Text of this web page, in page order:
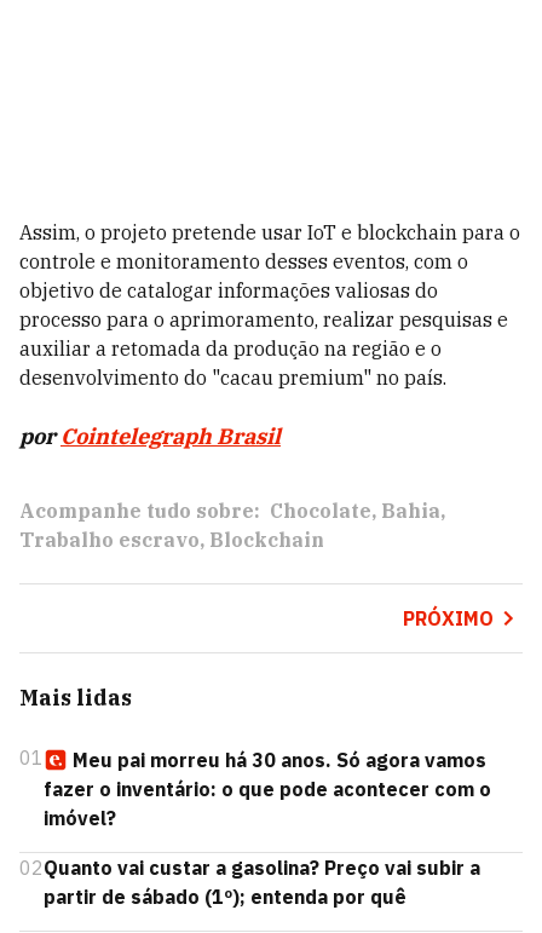
Assim, o projeto pretende usar IoT e blockchain para o
controle e monitoramento desses eventos, com o
objetivo de catalogar informações valiosas do
processo para o aprimoramento, realizar pesquisas e
auxiliar a retomada da produção na região e o
desenvolvimento do "cacau premium" no país.
porCointelegraph Brasil
Acompanhe tudo sobre: Chocolate Bahia
Trabalho escravo Blockchain
PRÓXIMO
Mais lidas
01
Meu pai morreu há 30 anos. Só agora vamos
fazer o inventário: o que pode acontecer com o
imóvel?
02Quanto vai custar a gasolina? Preço vai subir a
partir de sábado (1º); entenda por quê